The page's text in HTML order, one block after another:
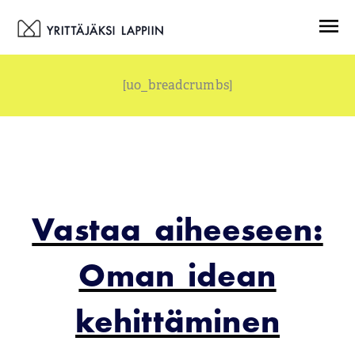
sisältöön
[uo_breadcrumbs]
Vastaa aiheeseen:
Oman idean
kehittäminen